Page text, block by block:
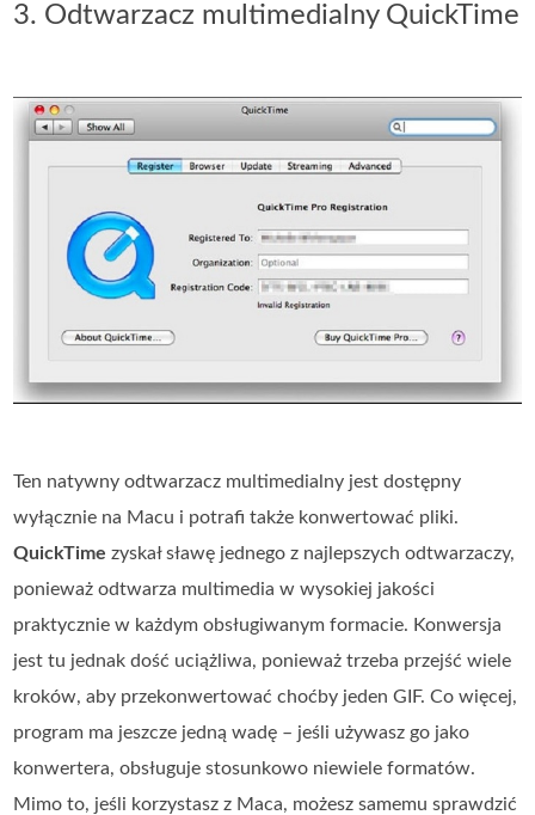
3. Odtwarzacz multimedialny QuickTime
Ten natywny odtwarzacz multimedialny jest dostępny
wyłącznie na Macu i potrafi także konwertować pliki.
QuickTime zyskał sławę jednego z najlepszych odtwarzaczy,
ponieważ odtwarza multimedia w wysokiej jakości
praktycznie w każdym obsługiwanym formacie. Konwersja
jest tu jednak dość uciążliwa, ponieważ trzeba przejść wiele
kroków, aby przekonwertować choćby jeden GIF. Co więcej,
program ma jeszcze jedną wadę – jeśli używasz go jako
konwertera, obsługuje stosunkowo niewiele formatów.
Mimo to, jeśli korzystasz z Maca, możesz samemu sprawdzić